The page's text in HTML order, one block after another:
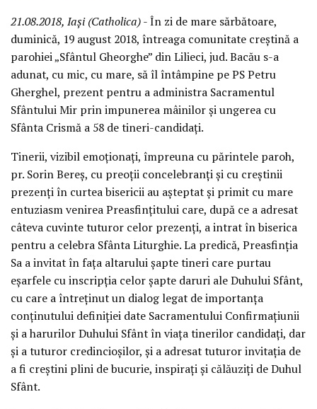
21.08.2018, Iași (Catholica)- În zi de mare sărbătoare,
duminică, 19 august 2018, întreaga comunitate creștină a
parohiei „Sfântul Gheorghe” din Lilieci, jud. Bacău s-a
adunat, cu mic, cu mare, să îl întâmpine pe PS Petru
Gherghel, prezent pentru a administra Sacramentul
Sfântului Mir prin impunerea mâinilor și ungerea cu
Sfânta Crismă a 58 de tineri-candidați.
Tinerii, vizibil emoționați, împreuna cu părintele paroh,
pr. Sorin Bereș, cu preoții concelebranți și cu creștinii
prezenți în curtea bisericii au așteptat și primit cu mare
entuziasm venirea Preasfințitului care, după ce a adresat
câteva cuvinte tuturor celor prezenți, a intrat în biserica
pentru a celebra Sfânta Liturghie. La predică, Preasfinția
Sa a invitat în fața altarului șapte tineri care purtau
eșarfele cu inscripția celor șapte daruri ale Duhului Sfânt,
cu care a întreținut un dialog legat de importanța
conținutului definiției date Sacramentului Confirmațiunii
și a harurilor Duhului Sfânt în viața tinerilor candidați, dar
și a tuturor credincioșilor, și a adresat tuturor invitația de
a fi creștini plini de bucurie, inspirați și călăuziți de Duhul
Sfânt.